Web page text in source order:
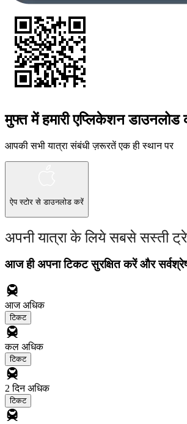
मुफ्त में हमारी एप्लिकेशन डाउनलोड
आपकी सभी यात्रा संबंधी ज़रूरतें एक ही स्थान पर
ऐप स्टोर से डाउनलोड करें
अपनी यात्रा के लिये सबसे सस्ती
आज ही अपना टिकट सुरक्षित करें और
आजअधिक
टिकट
कल अधिक
टिकट
2 दिनअधिक
टिकट